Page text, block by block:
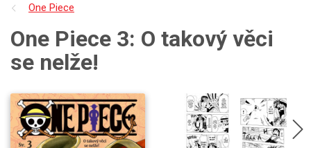
One Piece
One Piece 3: O takový věci
se nelže!